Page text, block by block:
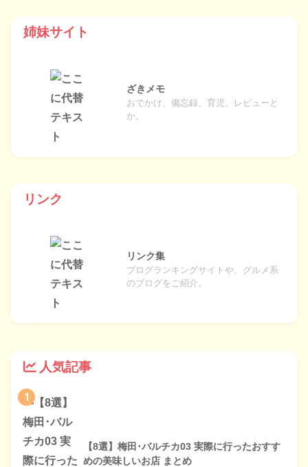
姉妹サイト
ざきメモ
おでかけ、備忘録、育児、レビューと
か。
リンク
リンク集
ブログランキングサイトや、グルメ系
のブログをご紹介。
人気記事
1
【8選】梅田･バルチカ03 実際に行ったおすす
めの美味しいお店 まとめ